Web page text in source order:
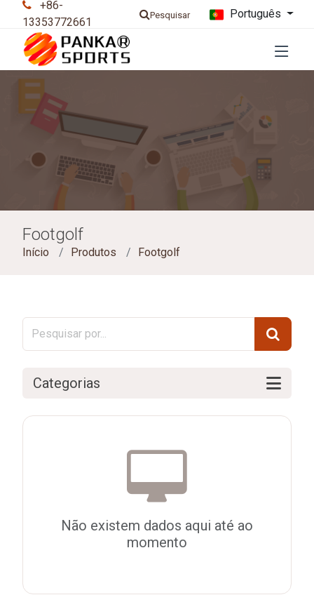
+86-
13353772661
Pesquisar Português
Footgolf
Início Produtos Footgolf
Categorias
Não existem dados aqui até ao
momento